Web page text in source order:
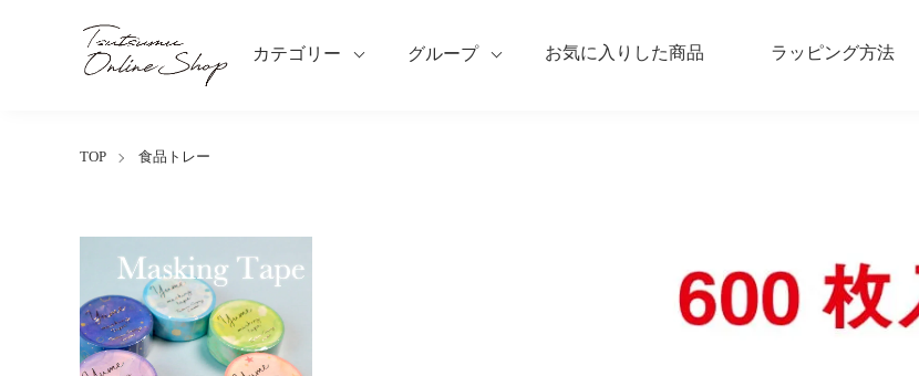
カテゴリー グループ お気に入りした商品 ラッピング方法
TOP 食品トレー